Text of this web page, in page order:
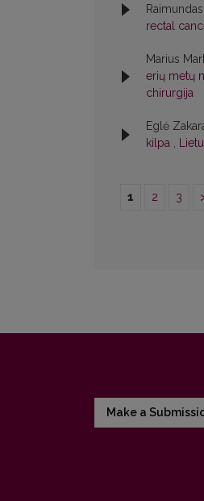
rectal
Marius
erių metų
chirurgija
Eglė
kilpa ,
1 2 3
Make a